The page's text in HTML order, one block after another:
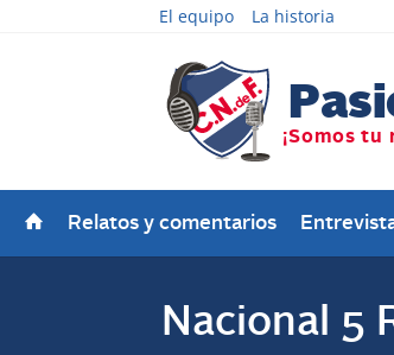
El equipo La historia
Relatos y comentarios
Nacional 5